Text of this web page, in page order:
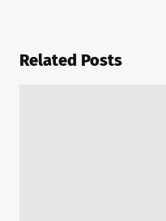
Related Posts